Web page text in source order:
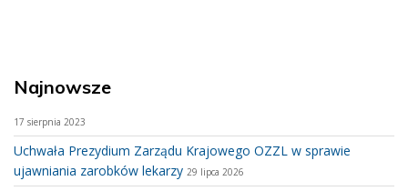
Najnowsze
17 sierpnia 2023
Uchwała Prezydium Zarządu Krajowego OZZL w sprawie
ujawniania zarobków lekarzy 29 lipca 2026